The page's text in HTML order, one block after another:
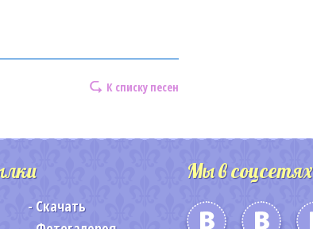
К списку песен
Скачать
Мы в соцсетях